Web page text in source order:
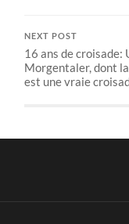
NEXT POST
16 ans de croisade:
Morgentaler, dont
est une vraie